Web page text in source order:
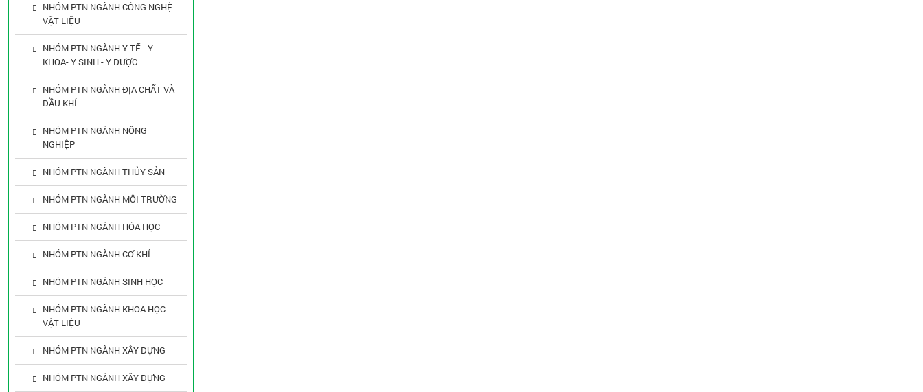
NHÓM PTN NGÀNH CÔNG NGHỆ
VẬT LIỆU
NHÓM PTN NGÀNH Y TẾ - Y
KHOA- Y SINH - Y DƯỢC
NHÓM PTN NGÀNH ĐỊA CHẤT VÀ
DẦU KHÍ
NHÓM PTN NGÀNH NÔNG
NGHIỆP
NHÓM PTN NGÀNH THỦY SẢN
NHÓM PTN NGÀNH MÔI TRƯỜNG
NHÓM PTN NGÀNH HÓA HỌC
NHÓM PTN NGÀNH CƠ KHÍ
NHÓM PTN NGÀNH SINH HỌC
NHÓM PTN NGÀNH KHOA HỌC
VẬT LIỆU
NHÓM PTN NGÀNH XÂY DỰNG
NHÓM PTN NGÀNH XÂY DỰNG